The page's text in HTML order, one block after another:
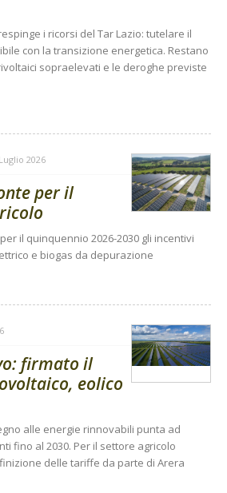
i ricorsi del Tar Lazio: tutelare il
con la transizione energetica. Restano
sopraelevati e le deroghe previste
2026
per il
il quinquennio 2026-2030 gli incentivi
e biogas da depurazione
firmato il
eolico
alle energie rinnovabili punta ad
fino al 2030. Per il settore agricolo
delle tariffe da parte di Arera